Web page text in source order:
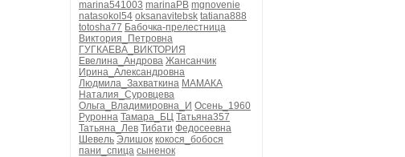
marina541003 marinaPB mgnovenie
natasokol54 oksanavitebsk tatiana888
totosha77 Бабочка-прелестница
Виктория_Петровна
ГУГКАЕВА_ВИКТОРИЯ
Евелина_Андрова Жансанчик
Ирина_Александровна
Людмила_Захваткина МАМАКА
Наталия_Суровцева
Ольга_Владимировна_И Осень_1960
Руронна Тамара_БЦ Татьяна357
Татьяна_Лев Тибати Федосеевна
Шевель Элишок кокося_бобося
пани_спица сыненок